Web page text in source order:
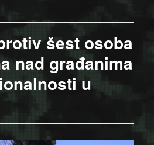
šest osoba
nad građanima
u